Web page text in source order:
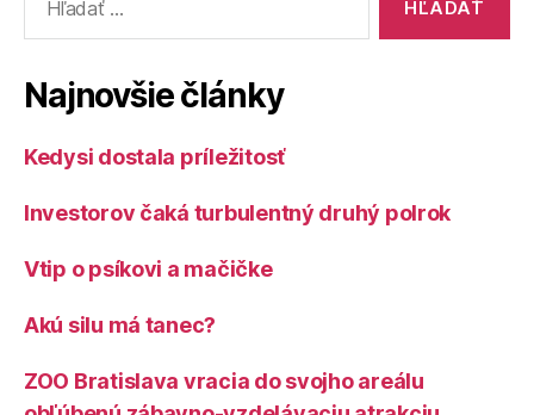
Najnovšie články
Kedysi dostala príležitosť
Investorov čaká turbulentný druhý polrok
Vtip o psíkovi a mačičke
Akú silu má tanec?
ZOO Bratislava vracia do svojho areálu